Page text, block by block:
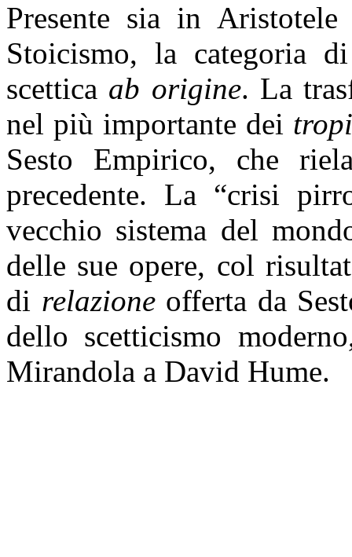
Presente sia in
Stoicismo, la categoria
scettica ab origine. La
nel più importante dei
Sesto Empirico, che
precedente. La “crisi
vecchio sistema del
delle sue opere, col
di relazione offerta da
dello scetticismo
Mirandola a David Hume.